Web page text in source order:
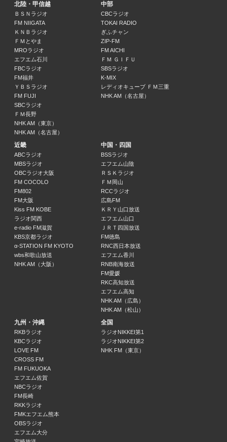
さかはし矢波
19:00 ～ 19:30
古田佳子和楽囃子が聴こえる
古田佳子
19:30 ～ 20:00
サトウヒロコ de SHOW Neo！
サトウヒロコ
20:00 ～ 20:30
APESのだらだら天国(再)
20:30 ～ 21:00
芸人お試しラジオ デドコロ
TCクラクション
21:00 ～ 21:30
かが屋の鶴の間
21:30 ～ 22:00
佐田玲子
ジャズ倶楽部
鈴木景子
23:00 ～ 24:00
24:00 ～ 29:00
北陸・甲信越
ＢＳＮラジオ
FM NIIGATA
ＫＮＢラジオ
ＦＭとやま
MROラジオ
エフエム石川
FBCラジオ
FM福井
ＹＢＳラジオ
FM FUJI
SBCラジオ
ＦＭ長野
NHK AM（東京）
NHK AM（名古屋）
中部
CBCラジオ
TOKAI RADIO
ぎふチャン
ZIP-FM
FM AICHI
ＦＭ ＧＩＦＵ
SBSラジオ
K-MIX
レディオキューブ ＦＭ三重
NHK AM（名古屋）
近畿
ABCラジオ
MBSラジオ
OBCラジオ大阪
FM COCOLO
FM802
FM大阪
Kiss FM KOBE
ラジオ関西
e-radio FM滋賀
KBS京都ラジオ
α-STATION FM KYOTO
wbs和歌山放送
NHK AM（大阪）
中国・四国
BSSラジオ
エフエム山陰
ＲＳＫラジオ
ＦＭ岡山
RCCラジオ
広島FM
ＫＲＹ山口放送
エフエム山口
ＪＲＴ四国放送
FM徳島
RNC西日本放送
エフエム香川
RNB南海放送
FM愛媛
RKC高知放送
エフエム高知
NHK AM（広島）
NHK AM（松山）
九州・沖縄
RKBラジオ
KBCラジオ
LOVE FM
CROSS FM
FM FUKUOKA
エフエム佐賀
NBCラジオ
FM長崎
RKKラジオ
FMKエフエム熊本
OBSラジオ
エフエム大分
全国
ラジオNIKKEI第1
ラジオNIKKEI第2
NHK FM（東京）